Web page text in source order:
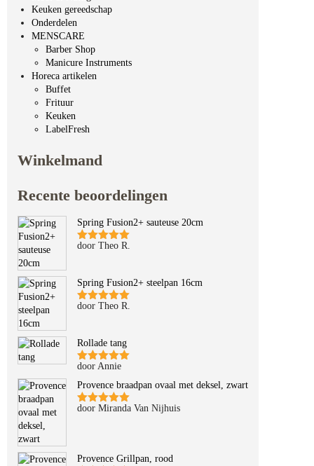
Keuken gereedschap
Onderdelen
MENSCARE
Barber Shop
Manicure Instruments
Horeca artikelen
Buffet
Frituur
Keuken
LabelFresh
Winkelmand
Recente beoordelingen
Spring Fusion2+ sauteuse 20cm
Gewaardeerd
door Theo R.
Spring Fusion2+ steelpan 16cm
Gewaardeerd
door Theo R.
Rollade tang
Gewaardeerd
5
door Annie
Provence braadpan ovaal met deksel, zwart
Gewaardeerd
door Miranda Van Nijhuis
Provence Grillpan, rood